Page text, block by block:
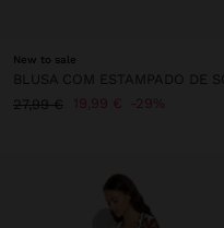
New to sale
BLUSA COM ESTAMPADO DE
27,99 €
19,99 € 29%